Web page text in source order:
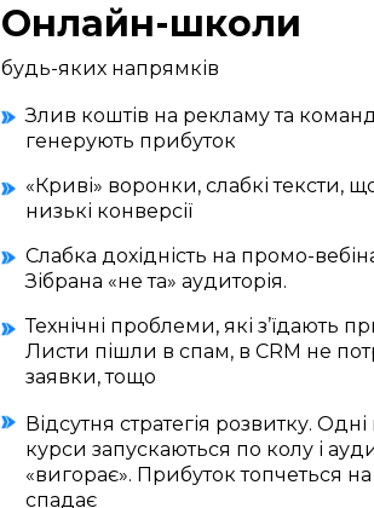
Онлайн-школи
будь-яких напрямків
Злив коштів на рекламу та
генерують прибуток
«Криві» воронки, слабкі тексти,
низькі конверсії
Слабка дохідність на промо-
Зібрана «не та» аудиторія.
Технічні проблеми, які з’їдають
Листи пішли в спам, в CRM не
заявки, тощо
Відсутня стратегія розвитку. Одні
курси запускаються по колу і
«вигорає». Прибуток топчеться на
спадає